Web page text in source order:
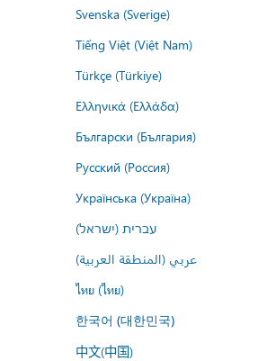
Svenska (Sverige)
Tiếng Việt (Việt Nam)
Türkçe (Türkiye)
Ελληνικά (Ελλάδα)
Български (България)
Русский (Россия)
Українська (Україна)
עברית (ישראל)
عربي (المنطقة العربية)
ไทย (ไทย)
한국어 (대한민국)
中文(中国)